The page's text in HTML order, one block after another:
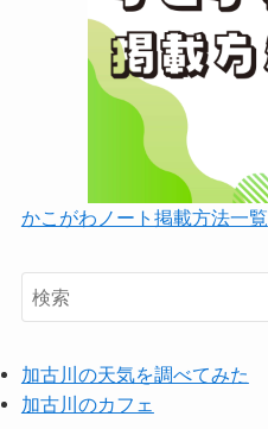
かこがわノート掲載方法一覧
加古川の天気を調べてみた
加古川のカフェ